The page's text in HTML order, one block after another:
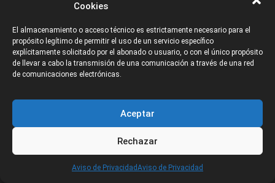
Cookies
El almacenamiento o acceso técnico es estrictamente necesario para el
propósito legítimo de permitir el uso de un servicio específico
explícitamente solicitado por el abonado o usuario, o con el único propósito
de llevar a cabo la transmisión de una comunicación a través de una red
de comunicaciones electrónicas.
Aceptar
Rechazar
Aviso de PrivacidadAviso de Privacidad